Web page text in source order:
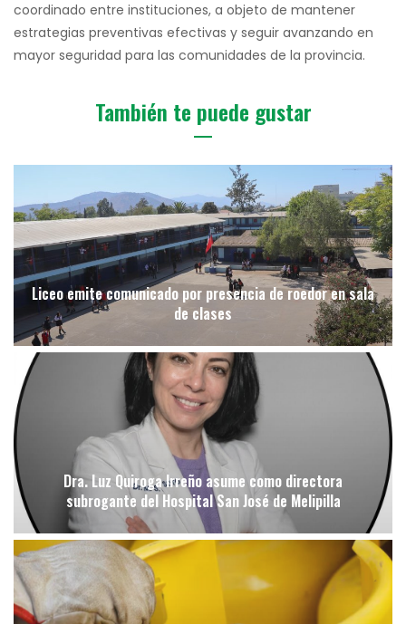
coordinado entre instituciones, a objeto de mantener
estrategias preventivas efectivas y seguir avanzando en
mayor seguridad para las comunidades de la provincia.
También te puede gustar
Liceo emite comunicado por presencia de roedor en sala
de clases
Dra. Luz Quiroga Irreño asume como directora
subrogante del Hospital San José de Melipilla